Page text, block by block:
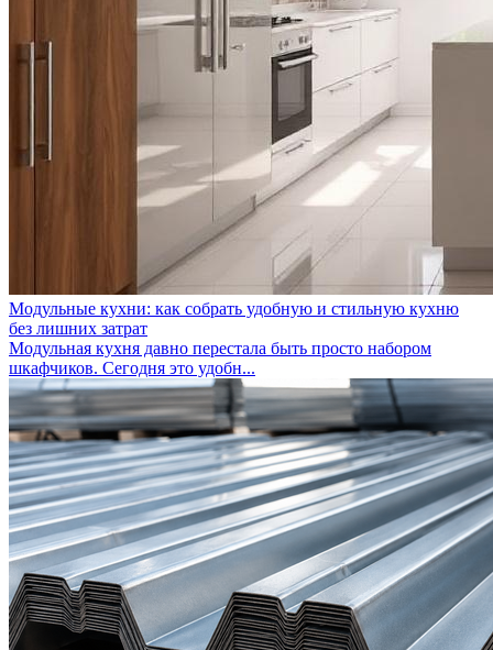
Модульные кухни: как собрать удобную и стильную кухню
без лишних затрат
Модульная кухня давно перестала быть просто набором
шкафчиков. Сегодня это удобн...